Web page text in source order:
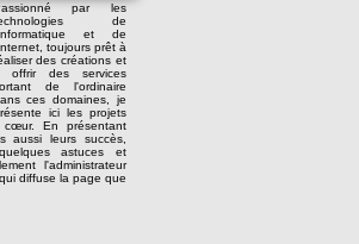
par les
de
et de
toujours prêt à
des créations et
offrir des services
de l'ordinaire
ces domaines, je
ici les projets
En présentant
aussi leurs succès,
astuces et
l'administrateur
diffuse la page que